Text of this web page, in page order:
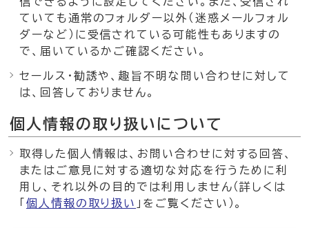
ていても通常のフォルダー以外（迷惑メールフォル
ダーなど）に受信されている可能性もありますの
で、届いているかご確認ください。
セールス・勧誘や、趣旨不明な問い合わせに対して
は、回答しておりません。
個人情報の取り扱いについて
取得した個人情報は、お問い合わせに対する回答、
またはご意見に対する適切な対応を行うために利
用し、それ以外の目的では利用しません（詳しくは
個人情報の取り扱い 」をご覧ください）。